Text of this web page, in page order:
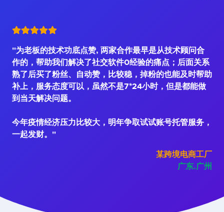
"为老板的技术功底点赞, 两家合作最早是从技术顾问合
作的，帮助我们解决了社交软件0经验的痛点；后面关系
熟了后买了粉丝、自动赞，比较稳，掉粉的也能及时帮助
补上，服务态度可以，虽然不是7*24小时，但是都能做
到当天解决问题。
今年疫情经济压力比较大，明年争取试试账号托管服务，
一起发财。"
某跨境电商工厂
广东.广州